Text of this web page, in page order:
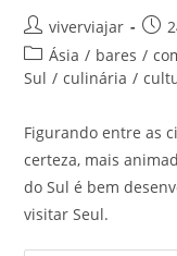
Autor
do
post:
viverviajar
Post
Categoria
do
Ásia / bares /
Sul / culinária /
Figurando entre as
certeza, mais
do Sul é bem
visitar Seul.